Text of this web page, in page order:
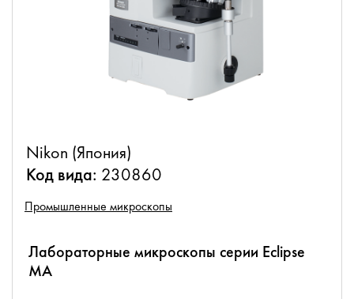
Nikon (Япония)
Код вида: 230860
Промышленные микроскопы
Лабораторные микроскопы серии Eclipse
MA